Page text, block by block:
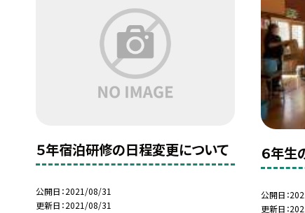
５年宿泊研修の日程変更について
公開日 2021/08/31
更新日 2021/08/31
６年生
公開日
更新日